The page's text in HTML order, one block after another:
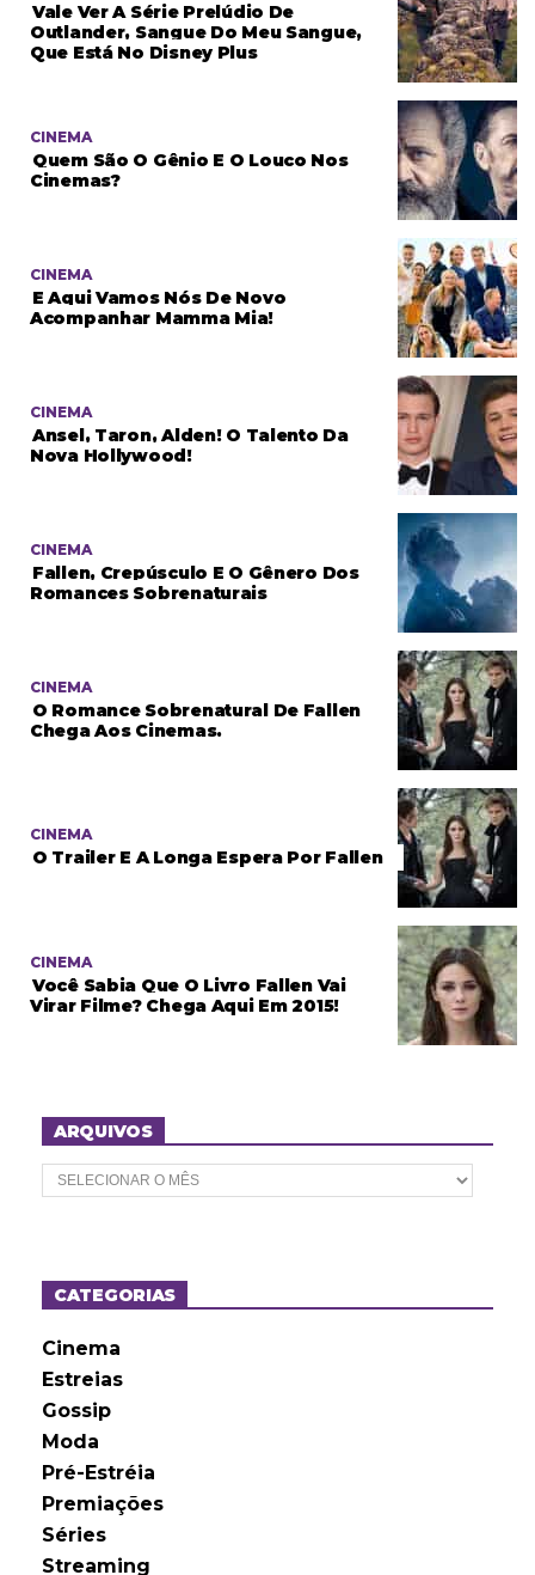
Vale Ver A Série Prelúdio De
Outlander, Sangue Do Meu Sangue,
Que Está No Disney Plus
CINEMA
Quem São O Gênio E O Louco Nos
Cinemas?
CINEMA
E Aqui Vamos Nós De Novo
Acompanhar Mamma Mia!
CINEMA
Ansel, Taron, Alden! O Talento Da
Nova Hollywood!
CINEMA
Fallen, Crepúsculo E O Gênero Dos
Romances Sobrenaturais
CINEMA
O Romance Sobrenatural De Fallen
Chega Aos Cinemas.
CINEMA
O Trailer E A Longa Espera Por Fallen
CINEMA
Você Sabia Que O Livro Fallen Vai
Virar Filme? Chega Aqui Em 2015!
ARQUIVOS
A
r
o
sCATEGORIAS
Cinema
Estreias
Gossip
Moda
Pré-Estréia
Premiações
Séries
Streaming